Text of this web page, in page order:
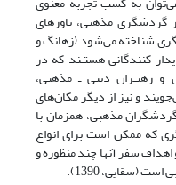
در واقع، در گردشگری مذهبی، باورهای
شناخته می‌شود (زهانگ و
دیدار کنندگانی هستـند که در
و رهبـران دینی ـ مذهبی،
و نیز از دیگر مکان‌های
مذهبی، همزمان با
که ممکن است برای انواع
سفر آنها چند منظوره و
(سقایی، 1390).